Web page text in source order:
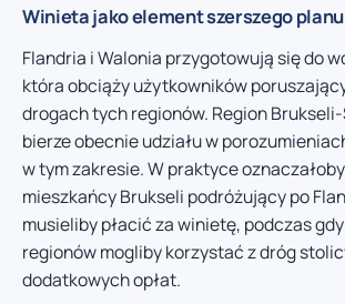
Winieta jako element szerszego planu
Flandria i Walonia przygotowują się do
która obciąży użytkowników
drogach tych regionów. Region
bierze obecnie udziału w
w tym zakresie. W praktyce
mieszkańcy Brukseli podróżujący po
musieliby płacić za winietę, podczas
regionów mogliby korzystać z dróg
dodatkowych opłat.